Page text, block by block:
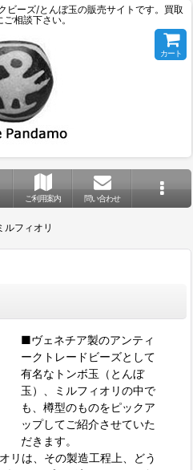
ビーズ/とんぼ玉の販売サイトです。買取
相談下さい。
カート
ご利用案内 問い合わせ
ルフィオリ
■ヴェネチア製のアンティ
ークトレードビーズとして
有名なトンボ玉（とんぼ
玉）、ミルフィオリの中で
も、樽型のものをピックア
ップしてご紹介させていた
だきます。
リは、その製造工程上、どう